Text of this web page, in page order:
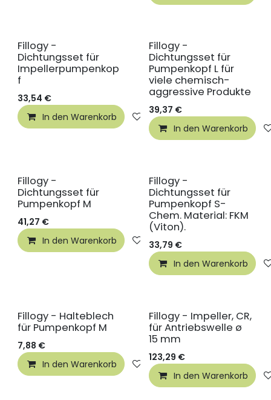
Fillogy -
Dichtungsset für
Impellerpumpenkop
f
33,54 €
In den Warenkorb
Auf die Wunschliste
Fillogy -
Dichtungsset für
Pumpenkopf L für
viele chemisch-
aggressive Produkte
39,37 €
In den Warenkorb
Fillogy -
Dichtungsset für
Pumpenkopf M
41,27 €
In den Warenkorb
Auf die Wunschliste
Fillogy -
Dichtungsset für
Pumpenkopf S-
Chem. Material: FKM
(Viton).
33,79 €
In den Warenkorb
Fillogy - Halteblech
für Pumpenkopf M
7,88 €
In den Warenkorb
Auf die Wunschliste
Fillogy - Impeller, CR,
für Antriebswelle ø
15 mm
123,29 €
In den Warenkorb